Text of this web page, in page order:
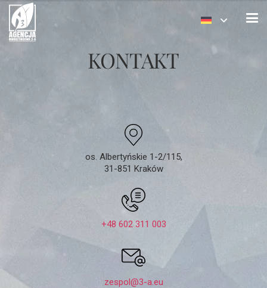
KONTAKT
os. Albertyńskie 1-2/115,
31-851 Kraków
+48 602 311 003
zespol@3-a.eu